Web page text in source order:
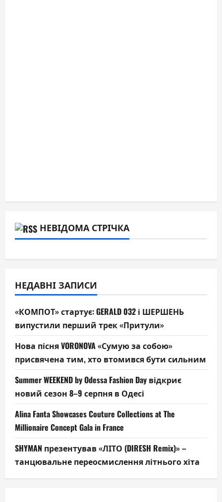
НЕВІДОМА СТРІЧКА
НЕДАВНІ ЗАПИСИ
«КОМПОТ» стартує: GERALD 032 і ШЕРШЕНЬ
випустили перший трек «Притули»
Нова пісня VORONOVA «Сумую за собою»
присвячена тим, хто втомився бути сильним
Summer WEEKEND by Odessa Fashion Day відкриє
новий сезон 8–9 серпня в Одесі
Alina Fanta Showcases Couture Collections at The
Millionaire Concept Gala in France
SHYMAN презентував «ЛІТО (DIRESH Remix)» –
танцювальне переосмислення літнього хіта